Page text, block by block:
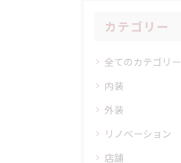
カテゴリー
全てのカテゴリー
内装
外装
リノベーション
店舗